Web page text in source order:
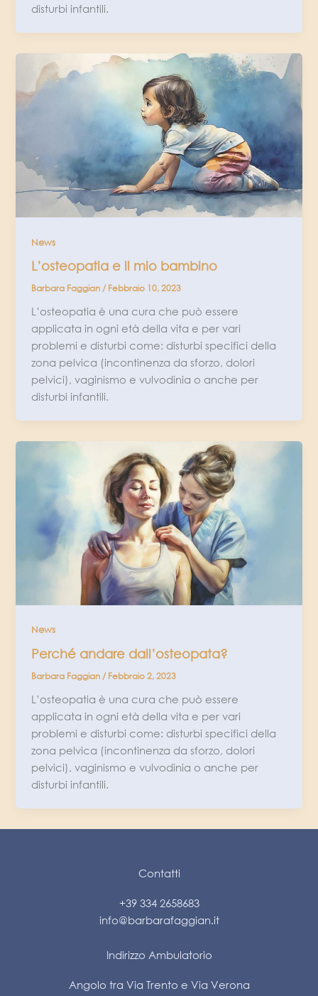
disturbi infantili.
News
L’osteopatia e il mio bambino
Barbara Faggian /Febbraio 10, 2023
L’osteopatia è una cura che può essere
applicata in ogni età della vita e per vari
problemi e disturbi come: disturbi specifici della
zona pelvica (incontinenza da sforzo, dolori
pelvici), vaginismo e vulvodinia o anche per
disturbi infantili.
News
Perché andare dall’osteopata?
Barbara Faggian /Febbraio 2, 2023
L’osteopatia è una cura che può essere
applicata in ogni età della vita e per vari
problemi e disturbi come: disturbi specifici della
zona pelvica (incontinenza da sforzo, dolori
pelvici), vaginismo e vulvodinia o anche per
disturbi infantili.
Contatti
+39 334 2658683
info@barbarafaggian.it
Indirizzo Ambulatorio
Angolo tra Via Trento e Via Verona